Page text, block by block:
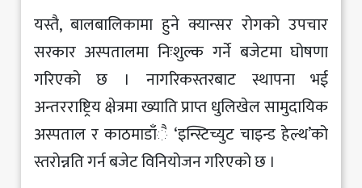
यस्तै, बालबालिकामा हुने क्यान्सर रोगको उपचार
सरकार अस्पतालमा निःशुल्क गर्ने बजेटमा घोषणा
गरिएको छ । नागरिकस्तरबाट स्थापना भई
अन्तरराष्ट्रिय क्षेत्रमा ख्याति प्राप्त धुलिखेल सामुदायिक
अस्पताल र काठमाडाँै ‘इन्स्टिच्युट चाइन्ड हेल्थ’को
स्तरोन्नति गर्न बजेट विनियोजन गरिएको छ ।